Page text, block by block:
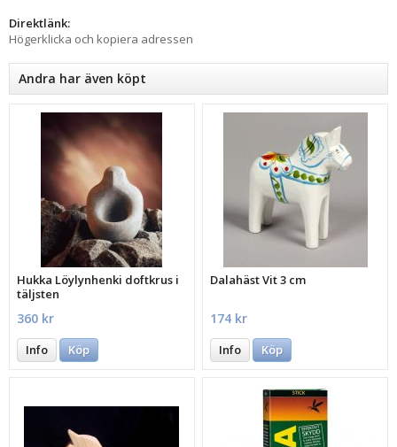
Direktlänk:
Högerklicka och kopiera adressen
Andra har även köpt
Hukka Löylynhenki doftkrus i
täljsten
360 kr
Info Köp
Dalahäst Vit 3 cm
174 kr
Info Köp